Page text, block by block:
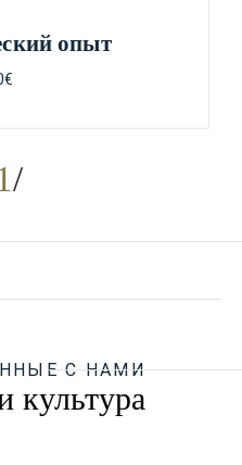
опыт
С НАМИ
культура